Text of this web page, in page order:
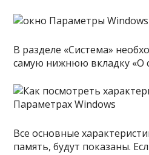
В разделе «Система»
самую нижнюю вкладку «О
Все основные
память, будут показаны.